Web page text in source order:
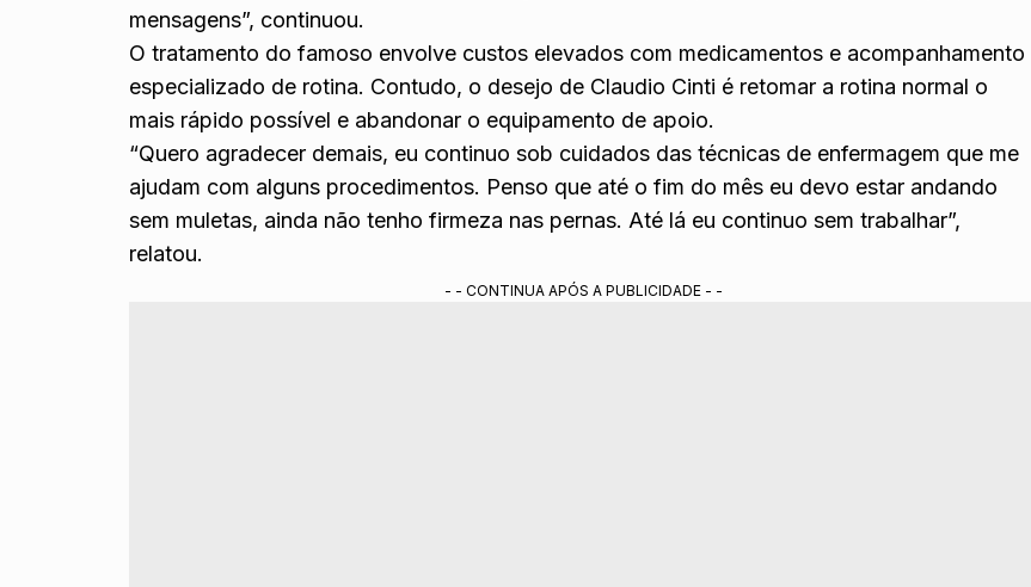
mensagens”, continuou.
O tratamento do famoso envolve custos elevados com medicamentos e acompanhamento
especializado de rotina. Contudo, o desejo de Claudio Cinti é retomar a rotina normal o
mais rápido possível e abandonar o equipamento de apoio.
“Quero agradecer demais, eu continuo sob cuidados das técnicas de enfermagem que me
ajudam com alguns procedimentos. Penso que até o fim do mês eu devo estar andando
sem muletas, ainda não tenho firmeza nas pernas. Até lá eu continuo sem trabalhar”,
relatou.
- - CONTINUA APÓS A PUBLICIDADE - -